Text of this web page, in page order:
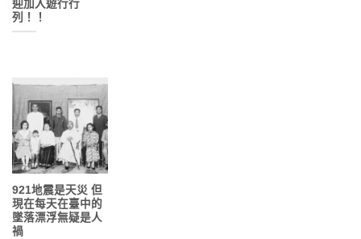
迎加入遊行行
列！！
921地震是天災 但
現在每天在臺中的
墜落漂浮無疑是人
禍